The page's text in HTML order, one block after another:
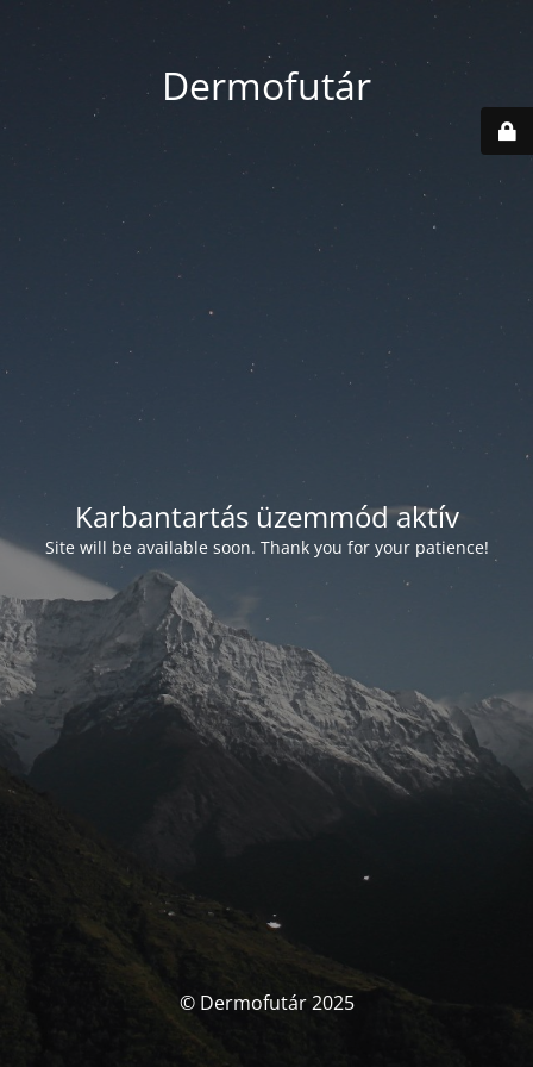
Dermofutár
Karbantartás üzemmód aktív
Site will be available soon. Thank you for your patience!
© Dermofutár 2025